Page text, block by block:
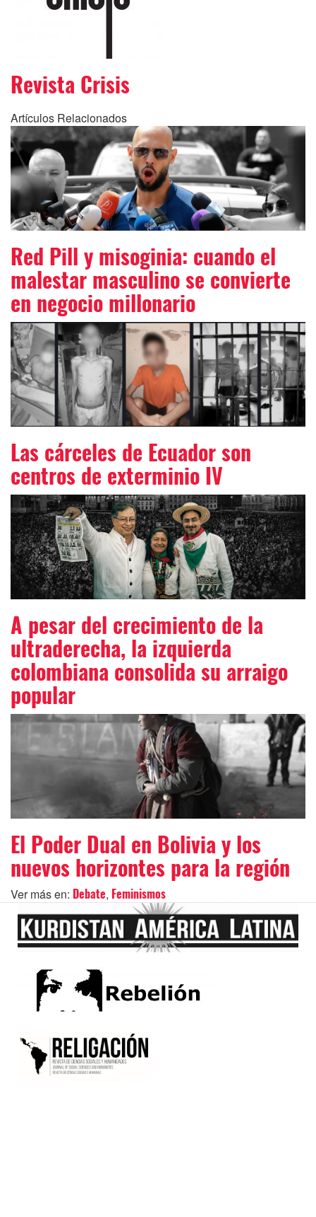
Revista Crisis
Artículos Relacionados
Red Pill y misoginia: cuando el
malestar masculino se convierte
en negocio millonario
Las cárceles de Ecuador son
centros de exterminio IV
A pesar del crecimiento de la
ultraderecha, la izquierda
colombiana consolida su arraigo
popular
El Poder Dual en Bolivia y los
nuevos horizontes para la región
Ver más en: Debate, Feminismos